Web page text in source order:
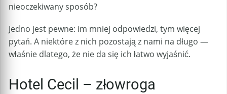
nieoczekiwany sposób?
Jedno jest pewne: im mniej odpowiedzi, tym więcej
pytań. A niektóre z nich pozostają z nami na długo —
właśnie dlatego, że nie da się ich łatwo wyjaśnić.
Hotel Cecil – złowroga